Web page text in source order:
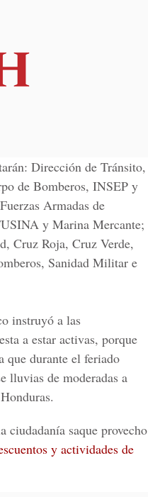
Dirección de Tránsito,
de Bomberos, INSEP y
Armadas de
y Marina Mercante;
Cruz Roja, Cruz Verde,
Sanidad Militar e
instruyó a las
a estar activas, porque
que durante el feriado
lluvias de moderadas a
ciudadanía saque provecho
y actividades de